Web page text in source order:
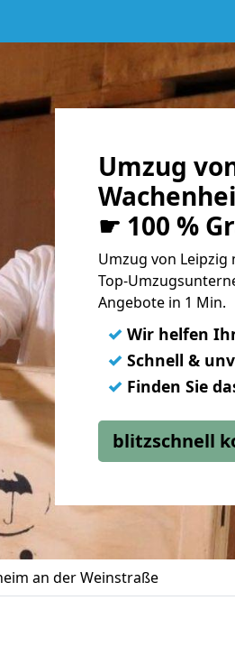
Umzug
☛ 100 %
Umzug von Leipzig
Top-
Angebote in 1 Min.
✓ Wir helfen
✓ Schnell &
✓ Finden Sie
blitzschnell
an der Weinstraße